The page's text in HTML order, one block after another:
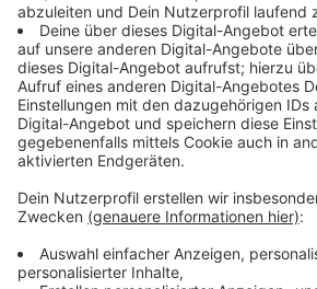
geschrien. Der Mann ließ von ihr ab
Höseler Straße weg.
Die Frau, nach der gestern Abend
wurde gefunden.Sie ist wieder
Anzeige
Täterbeschreibung
Anzeige